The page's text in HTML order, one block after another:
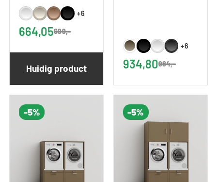
droger in Donker
Taupe | 67x146 cm
(BxH)
+6
664,05699,-
Huidig product
+6
934,80984,-
-5% -5%